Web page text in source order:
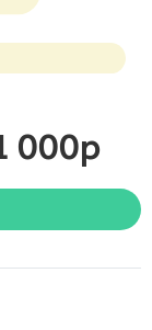
000р